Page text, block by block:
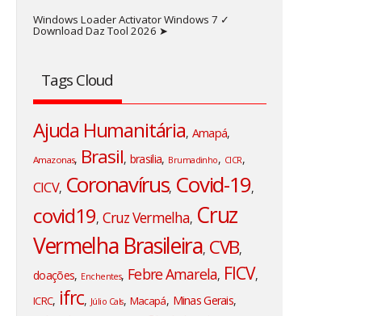
Windows Loader Activator Windows 7 ✓
Download Daz Tool 2026 ➤
Tags Cloud
Ajuda Humanitária, Amapá,
Amazonas, Brasil, brasilia, Brumadinho, CICR,
CICV, Coronavírus, Covid-19,
covid19, Cruz Vermelha, Cruz
Vermelha Brasileira, CVB,
doações, Enchentes, Febre Amarela, FICV,
ICRC, ifrc, Júlio Cals, Macapá, Minas Gerais,